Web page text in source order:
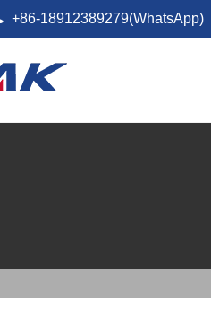
+86-18912389279(WhatsApp)